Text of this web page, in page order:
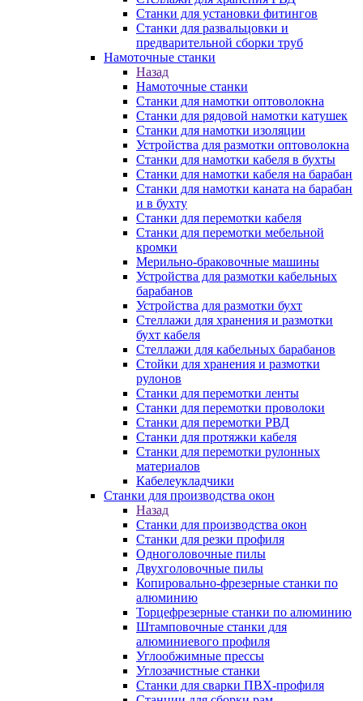
Станки для установки фитингов
Станки для развальцовки и
предварительной сборки труб
Намоточные станки
Назад
Намоточные станки
Станки для намотки оптоволокна
Станки для рядовой намотки катушек
Станки для намотки изоляции
Устройства для размотки оптоволокна
Станки для намотки кабеля в бухты
Станки для намотки кабеля на барабан
Станки для намотки каната на барабан
и в бухту
Станки для перемотки кабеля
Станки для перемотки мебельной
кромки
Мерильно-браковочные машины
Устройства для размотки кабельных
барабанов
Устройства для размотки бухт
Стеллажи для хранения и размотки
бухт кабеля
Стеллажи для кабельных барабанов
Стойки для хранения и размотки
рулонов
Станки для перемотки ленты
Станки для перемотки проволоки
Станки для перемотки РВД
Станки для протяжки кабеля
Станки для перемотки рулонных
материалов
Кабелеукладчики
Станки для производства окон
Назад
Станки для производства окон
Станки для резки профиля
Одноголовочные пилы
Двухголовочные пилы
Копировально-фрезерные станки по
алюминию
Торцефрезерные станки по алюминию
Штамповочные станки для
алюминиевого профиля
Углообжимные прессы
Углозачистные станки
Станки для сварки ПВХ-профиля